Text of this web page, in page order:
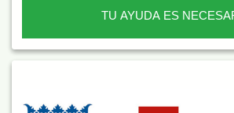
TU AYUDA ES